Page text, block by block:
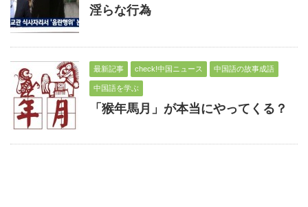
淫らな行為
最新記事 check!中国ニュース 中国語の故事成語
中国語を学ぶ
「猴年馬月」が本当にやってくる？